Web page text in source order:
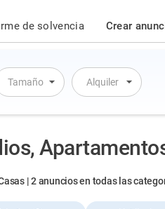
de solvencia Crear
por día
Tamaño Alquiler
| 2 anuncios en todas las